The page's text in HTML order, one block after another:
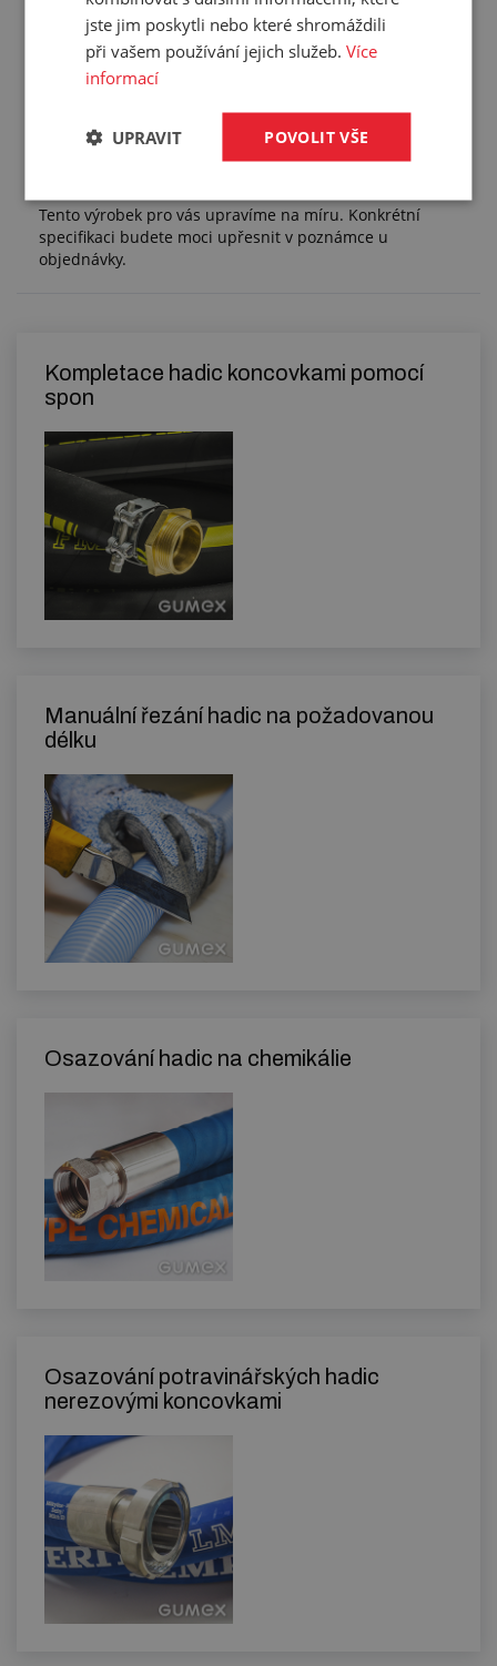
Hmotnost:
0,040 kg/m
Balení:
15,20 m
Tento výrobek pro vás upravíme na míru. Konkrétní
specifikaci budete moci upřesnit v poznámce u
objednávky.
Kompletace hadic koncovkami pomocí
spon
Manuální řezání hadic na požadovanou
délku
Osazování hadic na chemikálie
Osazování potravinářských hadic
nerezovými koncovkami
jste jim poskytli nebo které shromáždili
při vašem používání jejich služeb.Více
informací
POVOLIT VŠE
UPRAVIT